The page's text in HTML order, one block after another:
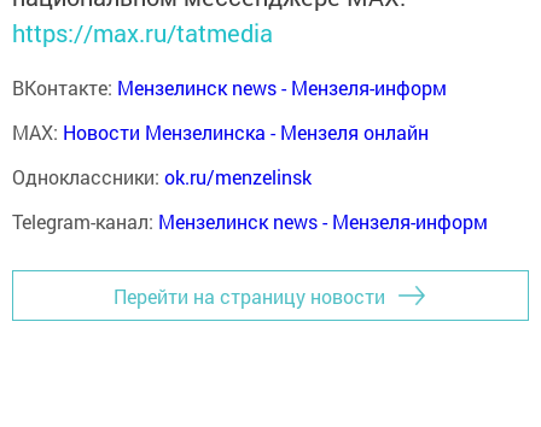
https://max.ru/tatmedia
ВКонтакте: Мензелинск news - Мензеля-информ
MAX: Новости Мензелинска - Мензеля онлайн
Одноклассники: ok.ru/menzelinsk
Telegram-канал: Мензелинск news - Мензеля-информ
Перейти на страницу новости